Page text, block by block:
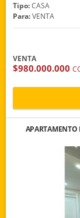
Tipo:CASA
Para:VENTA
VENTA
$980.000.000
APARTAMENTO